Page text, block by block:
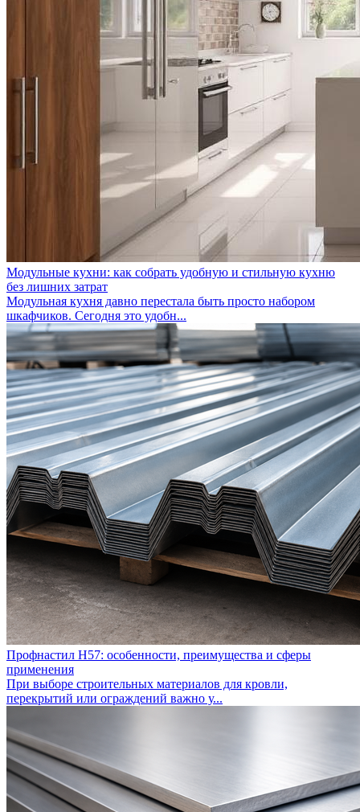
Модульные кухни: как собрать удобную и стильную кухню
без лишних затрат
Модульная кухня давно перестала быть просто набором
шкафчиков. Сегодня это удобн...
Профнастил Н57: особенности, преимущества и сферы
применения
При выборе строительных материалов для кровли,
перекрытий или ограждений важно у...